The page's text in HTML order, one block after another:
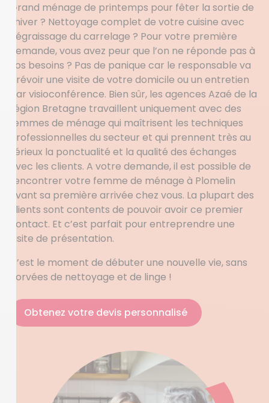
Grand ménage de printemps pour fêter la sortie de
l’hiver ? Nettoyage complet de votre cuisine avec
dégraissage du carrelage ? Pour votre première
demande, vous avez peur que l’on ne réponde pas à
vos besoins ? Pas de panique car le responsable va
prévoir une visite de votre domicile ou un entretien
par visioconférence. Bien sûr, les agences Azaé de la
région Bretagne travaillent uniquement avec des
femmes de ménage qui maîtrisent les techniques
professionnelles du secteur et qui prennent très au
sérieux la ponctualité et la qualité des échanges
avec les clients. A votre demande, il est possible de
rencontrer votre femme de ménage à Plomelin
avant sa première arrivée chez vous. La plupart des
clients sont contents de pouvoir avoir ce premier
contact. Et c’est parfait pour entreprendre une
visite de présentation.
C’est le moment de débuter une nouvelle vie, sans
corvées de nettoyage et de linge !
Obtenez votre devis personnalisé